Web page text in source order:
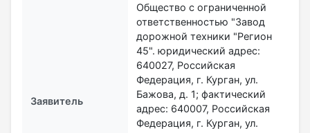
Заявитель
Общество с ограниченной
ответственностью "Завод
дорожной техники "Регион
45". юридический адрес:
640027, Российская
Федерация, г. Курган, ул.
Бажова, д. 1; фактический
адрес: 640007, Российская
Федерация, г. Курган, ул.